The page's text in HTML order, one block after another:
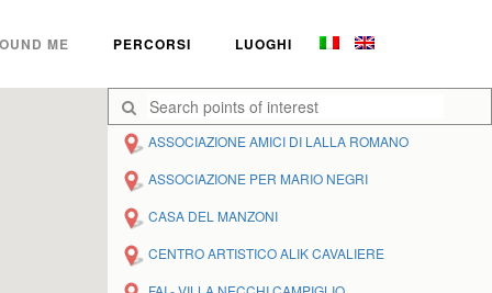
ME PERCORSI LUOGHI
ASSOCIAZIONE AMICI DI LALLA ROMANO
ASSOCIAZIONE PER MARIO NEGRI
CASA DEL MANZONI
CENTRO ARTISTICO ALIK CAVALIERE